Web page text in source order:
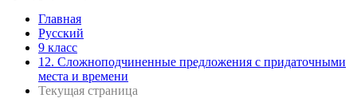
Главная
Русский
9 класс
12. Сложноподчиненные предложения с придаточными
места и времени
Текущая страница